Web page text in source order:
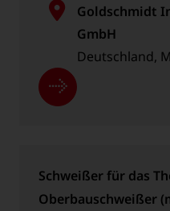
Goldschmidt
GmbH
Deutschland,
Schweißer für das
Oberbau­schweißer